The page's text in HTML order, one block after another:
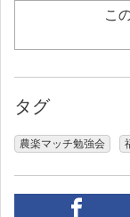
こ
タグ
農楽マッチ勉強会